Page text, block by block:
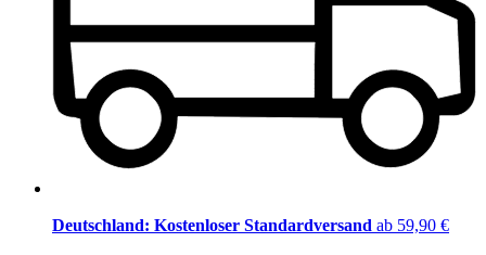
Deutschland: Kostenloser Standardversand ab 59,90 €